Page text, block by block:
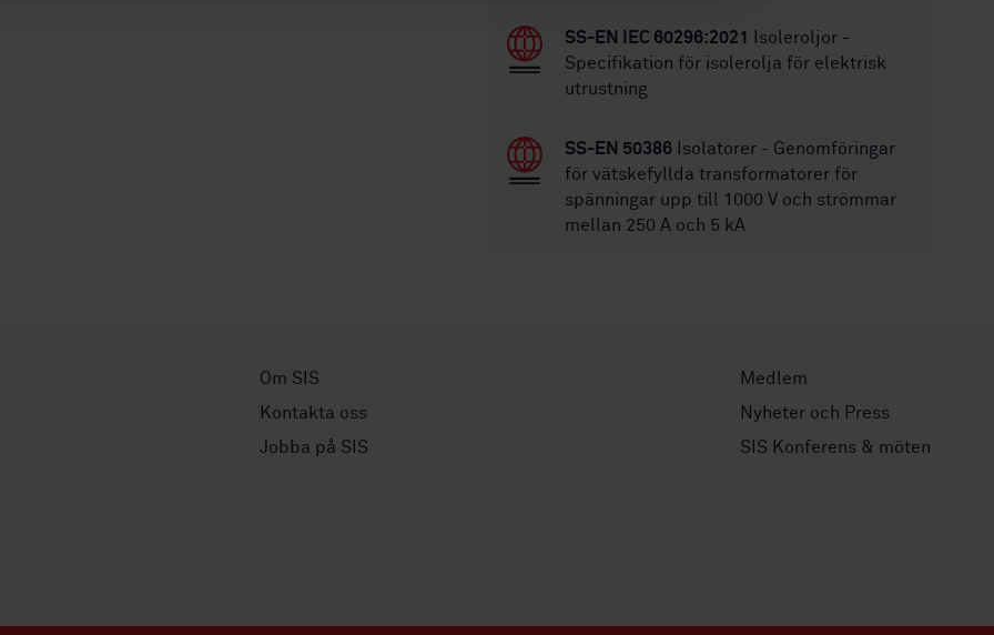
SS-EN IEC 60296:2021
Isoleroljor -
Specifikation för isolerolja för elektrisk
utrustning
SS-EN 50386 Isolatorer - Genomföringar
för vätskefyllda transformatorer för
spänningar upp till 1000 V och strömmar
mellan 250 A och 5 kA
Om SIS
Kontakta oss
Jobba på SIS
Medlem
Nyheter och Press
SIS Konferens & möten